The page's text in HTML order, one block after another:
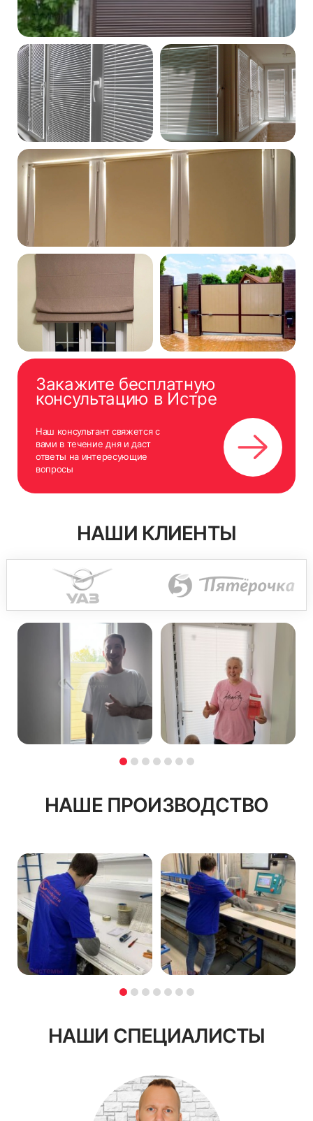
Закажите бесплатную
консультацию в Истре
Наш консультант свяжется с
вами в течение дня и даст
ответы на интересующие
вопросы
НАШИ КЛИЕНТЫ
НАШЕ ПРОИЗВОДСТВО
НАШИ СПЕЦИАЛИСТЫ